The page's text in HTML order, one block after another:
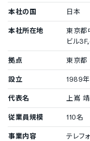
紙面情報のPDFデー
メール送信の自動化
本社の国 日本
本社所在地
東京都
ビル
拠点 東京都
設立 1989年
代表名 上嶌 靖
従業員規模 110名
事業内容 テレフ